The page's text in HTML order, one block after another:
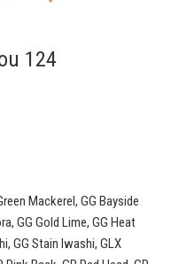
124
Mackerel, GG Bayside
GG Gold Lime, GG Heat
GG Stain Iwashi, GLX